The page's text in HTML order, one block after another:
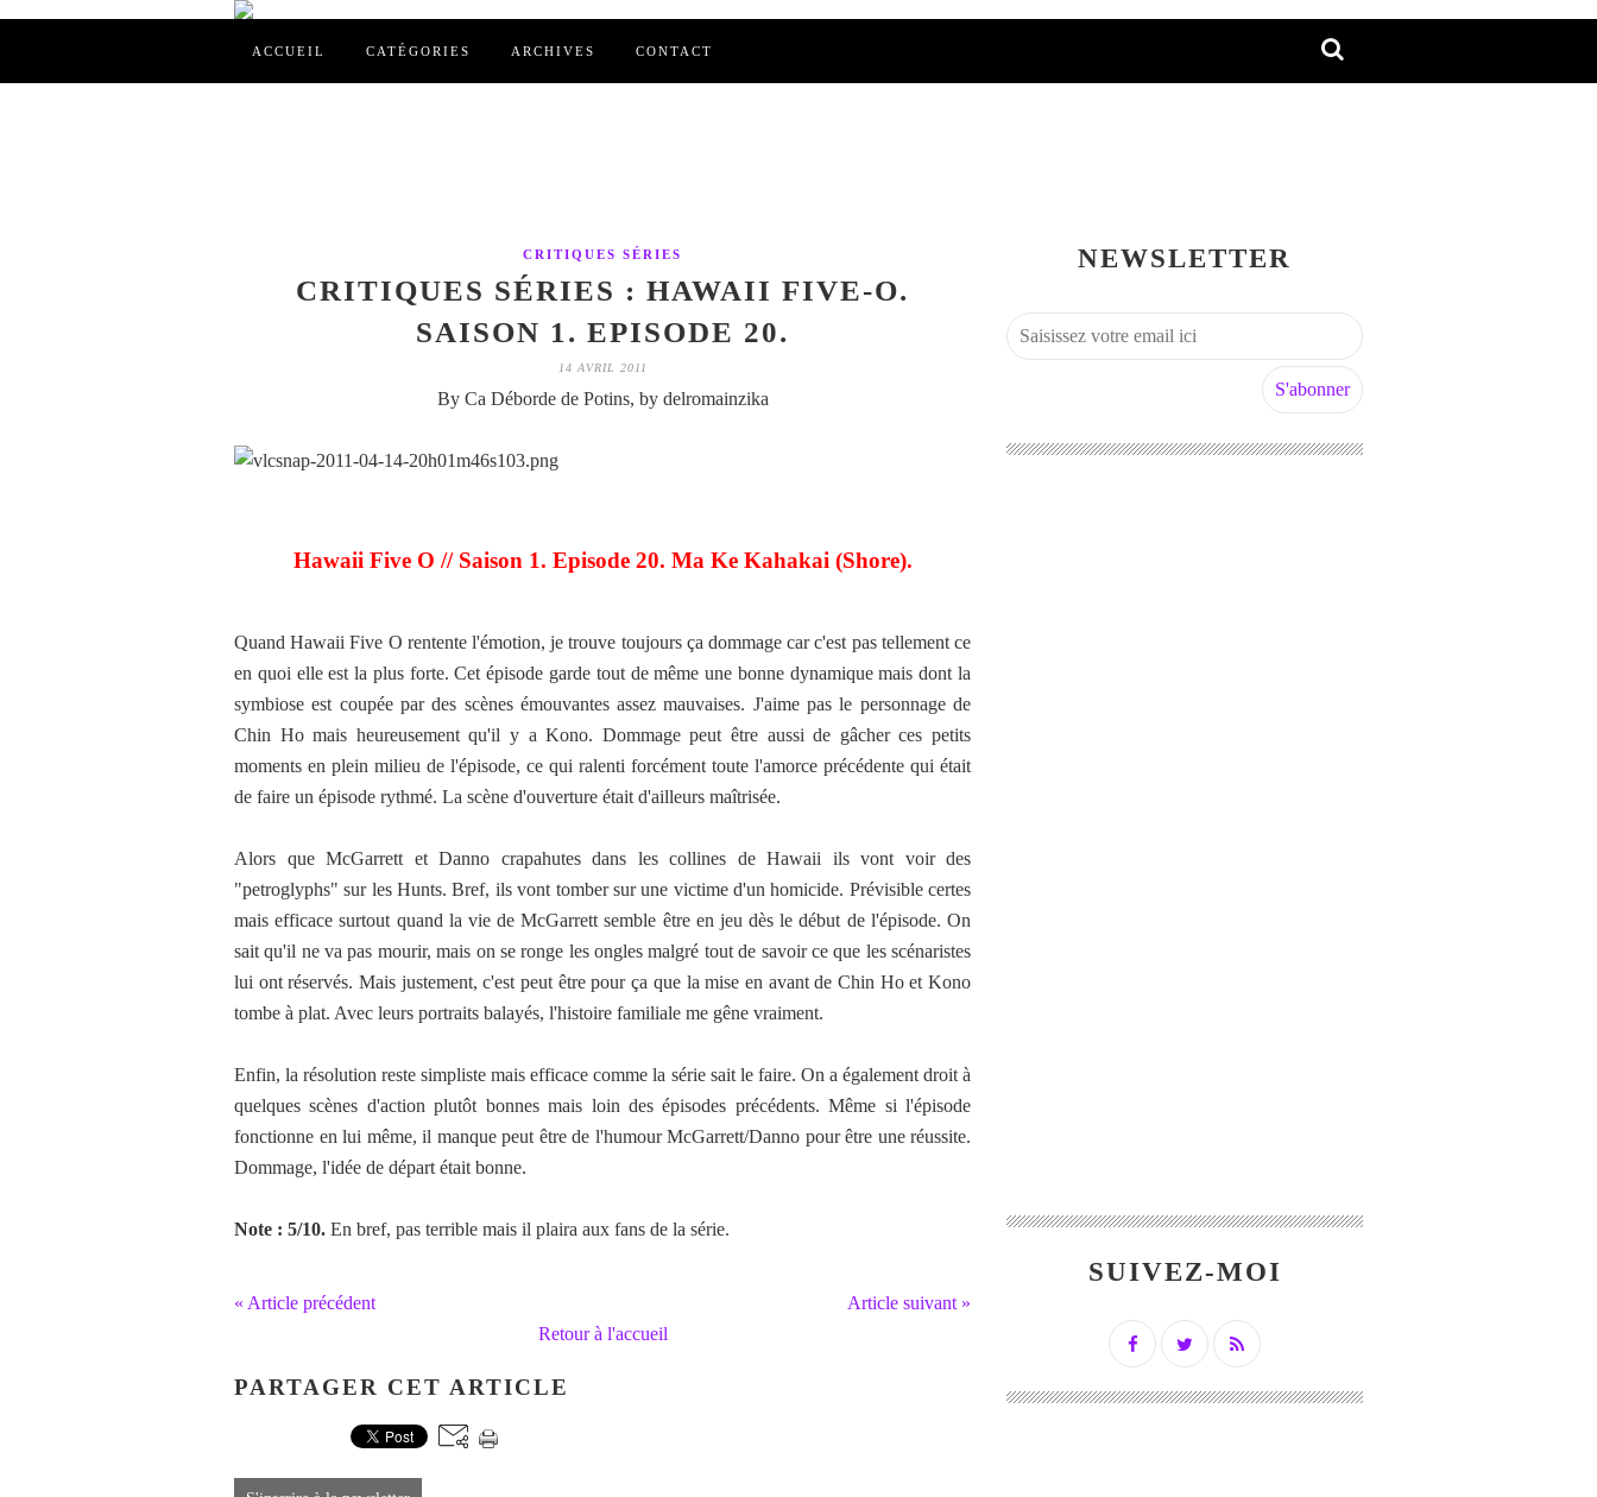
ACCUEIL CATÉGORIES ARCHIVES CONTACT
CRITIQUES SÉRIES
CRITIQUES SÉRIES : HAWAII FIVE-O.
SAISON 1. EPISODE 20.
14 AVRIL 2011
By Ca Déborde de Potins, by delromainzika
Hawaii Five O // Saison 1. Episode 20. Ma Ke Kahakai (Shore).
Quand Hawaii Five O rentente l'émotion, je trouve toujours ça dommage car c'est pas tellement ce
en quoi elle est la plus forte. Cet épisode garde tout de même une bonne dynamique mais dont la
symbiose est coupée par des scènes émouvantes assez mauvaises. J'aime pas le personnage de
Chin Ho mais heureusement qu'il y a Kono. Dommage peut être aussi de gâcher ces petits
moments en plein milieu de l'épisode, ce qui ralenti forcément toute l'amorce précédente qui était
de faire un épisode rythmé. La scène d'ouverture était d'ailleurs maîtrisée.
Alors que McGarrett et Danno crapahutes dans les collines de Hawaii ils vont voir des
"petroglyphs" sur les Hunts. Bref, ils vont tomber sur une victime d'un homicide. Prévisible certes
mais efficace surtout quand la vie de McGarrett semble être en jeu dès le début de l'épisode. On
sait qu'il ne va pas mourir, mais on se ronge les ongles malgré tout de savoir ce que les scénaristes
lui ont réservés. Mais justement, c'est peut être pour ça que la mise en avant de Chin Ho et Kono
tombe à plat. Avec leurs portraits balayés, l'histoire familiale me gêne vraiment.
Enfin, la résolution reste simpliste mais efficace comme la série sait le faire. On a également droit à
quelques scènes d'action plutôt bonnes mais loin des épisodes précédents. Même si l'épisode
fonctionne en lui même, il manque peut être de l'humour McGarrett/Danno pour être une réussite.
Dommage, l'idée de départ était bonne.
Note : 5/10. En bref, pas terrible mais il plaira aux fans de la série.
« Article précédent
Article suivant »
Retour à l'accueil
PARTAGER CET ARTICLE
NEWSLETTER
SUIVEZ-MOI